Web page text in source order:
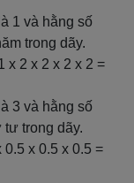
1 và hằng số
trong dãy.
x 2 x 2 x 2 x 2 =
3 và hằng số
tư trong dãy.
x 0.5 x 0.5 =